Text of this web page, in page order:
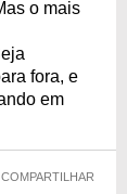
o mais
fora, e
em
COMPARTILHAR